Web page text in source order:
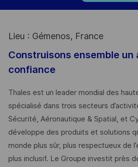
Lieu : Gémenos, France
Construisons ensemble un
confiance
Thales est un leader mondial des
spécialisé dans trois secteurs
Sécurité, Aéronautique & Spatial, et
développe des produits et solutions
monde plus sûr, plus respectueux de
plus inclusif. Le Groupe investit près